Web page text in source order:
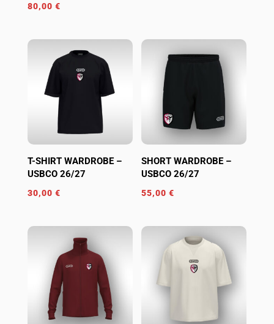
80,00 €
T-SHIRT WARDROBE –
USBCO 26/27
30,00 €
SHORT WARDROBE –
USBCO 26/27
55,00€